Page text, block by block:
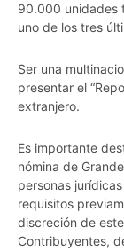
90.000 unidades
uno de los tres
Ser una
presentar el
extranjero.
Es importante
nómina de
personas
requisitos
discreción de
Contribuyentes,